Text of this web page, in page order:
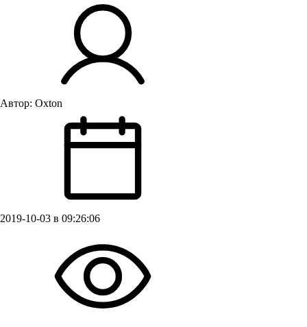
Автор: Oxton
2019-10-03 в 09:26:06